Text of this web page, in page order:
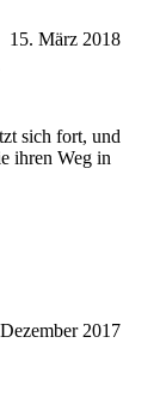
15. März 2018
sich fort, und
ihren Weg in
2017